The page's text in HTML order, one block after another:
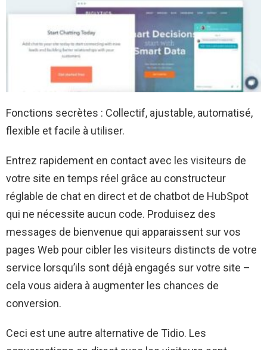
Fonctions secrètes : Collectif, ajustable, automatisé,
flexible et facile à utiliser.
Entrez rapidement en contact avec les visiteurs de
votre site en temps réel grâce au constructeur
réglable de chat en direct et de chatbot de HubSpot
qui ne nécessite aucun code. Produisez des
messages de bienvenue qui apparaissent sur vos
pages Web pour cibler les visiteurs distincts de votre
service lorsqu’ils sont déjà engagés sur votre site –
cela vous aidera à augmenter les chances de
conversion.
Ceci est une autre alternative de Tidio. Les